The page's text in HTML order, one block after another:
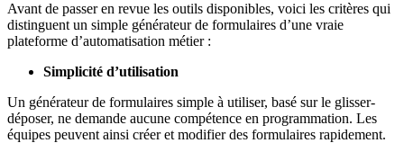
Avant de passer en revue les outils disponibles, voici les critères qui
distinguent un simple générateur de formulaires d’une vraie
plateforme d’automatisation métier :
Simplicité d’utilisation
Un générateur de formulaires simple à utiliser, basé sur le glisser-
déposer, ne demande aucune compétence en programmation. Les
équipes peuvent ainsi créer et modifier des formulaires rapidement.